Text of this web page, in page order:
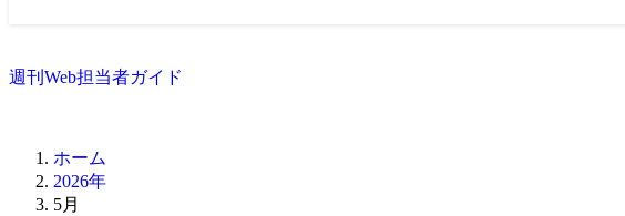
週刊Web担当者ガイド
ホーム
2026年
5月